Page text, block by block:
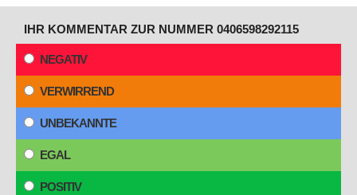
IHR KOMMENTAR ZUR NUMMER 0406598292115
NEGATIV
VERWIRREND
UNBEKANNTE
EGAL
POSITIV